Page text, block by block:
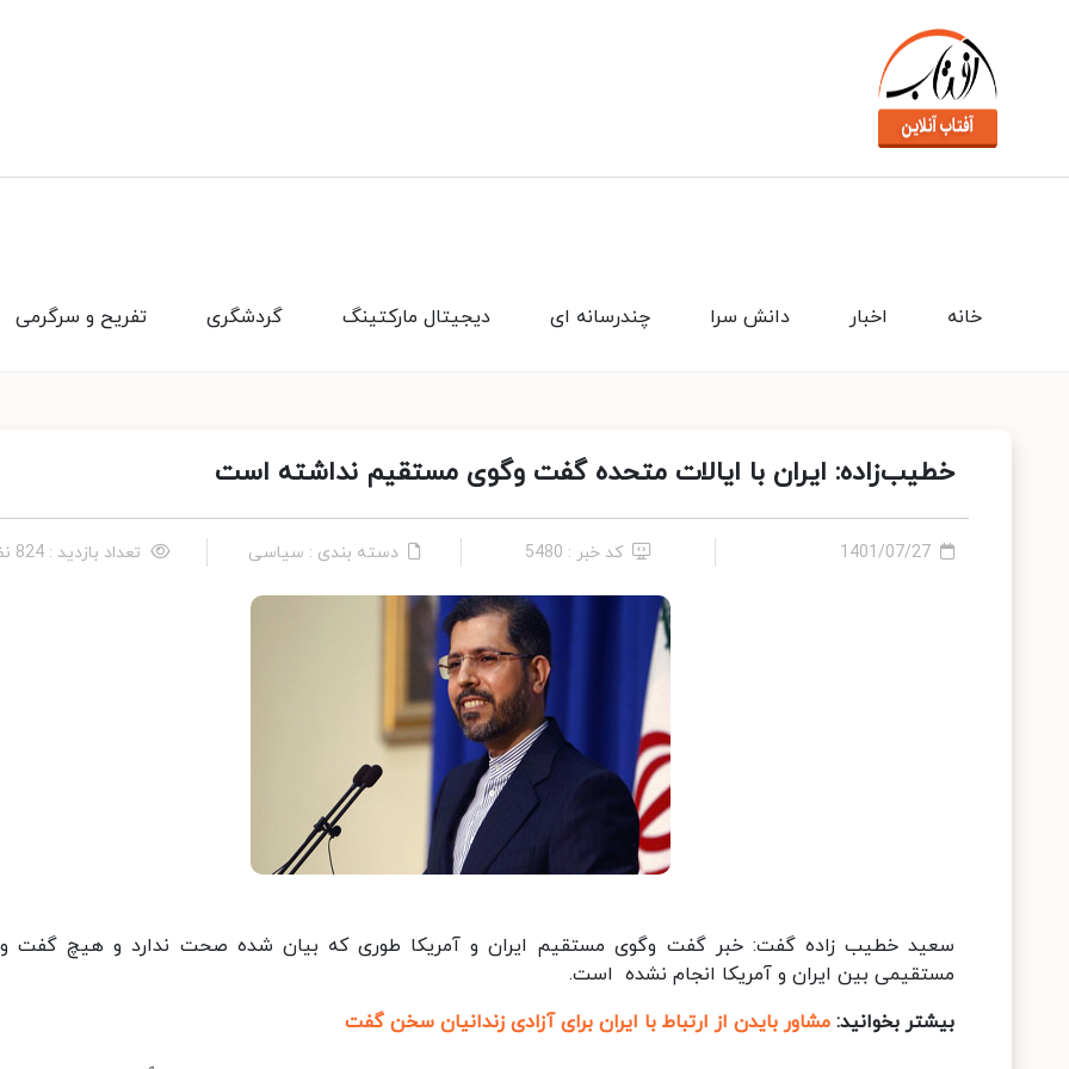
تفریح و سرگرمی گردشگری دیجیتال مارکتینگ چندرسانه ای دانش سرا اخبار خانه
خطیب‌زاده: ایران با ایالات متحده گفت وگوی مستقیم نداشته است
1401/07/27 کد خبر : 5480 دسته بندی : سیاسی تعداد بازدید : 824 نفر
سعید خطیب زاده گفت: خبر گفت وگوی مستقیم ایران و آمریکا طوری که بیان شده صحت ندارد و هیچ گفت
مستقیمی بین ایران و آمریکا انجام نشده است.
بیشتر بخوانید: مشاور بایدن از ارتباط با ایران برای آزادی زندانیان سخن گفت